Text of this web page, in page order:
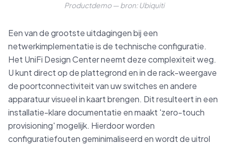
Productdemo — bron: Ubiquiti
Een van de grootste uitdagingen bij een
netwerkimplementatie is de technische configuratie.
Het UniFi Design Center neemt deze complexiteit weg.
U kunt direct op de plattegrond en in de rack-weergave
de poortconnectiviteit van uw switches en andere
apparatuur visueel in kaart brengen. Dit resulteert in een
installatie-klare documentatie en maakt 'zero-touch
provisioning' mogelijk. Hierdoor worden
configuratiefouten geminimaliseerd en wordt de uitrol